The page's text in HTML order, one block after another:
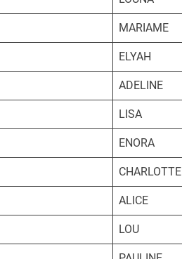
MARIAME
ELYAH
ADELINE
LISA
ENORA
CHARLOTTE
ALICE
LOU